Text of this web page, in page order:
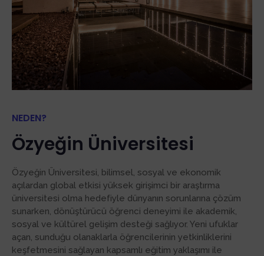
NEDEN?
Özyeğin Üniversitesi
Özyeğin Üniversitesi, bilimsel, sosyal ve ekonomik
açılardan global etkisi yüksek girişimci bir araştırma
üniversitesi olma hedefiyle dünyanın sorunlarına çözüm
sunarken, dönüştürücü öğrenci deneyimi ile akademik,
sosyal ve kültürel gelişim desteği sağlıyor. Yeni ufuklar
açan, sunduğu olanaklarla öğrencilerinin yetkinliklerini
keşfetmesini sağlayan kapsamlı eğitim yaklaşımı ile